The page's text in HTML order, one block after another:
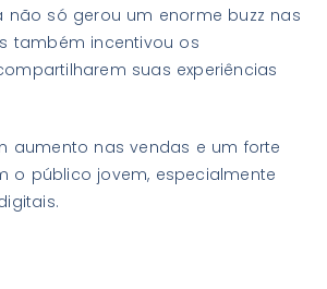
não só gerou um enorme buzz nas
também incentivou os
suas experiências
aumento nas vendas e um forte
o público jovem, especialmente